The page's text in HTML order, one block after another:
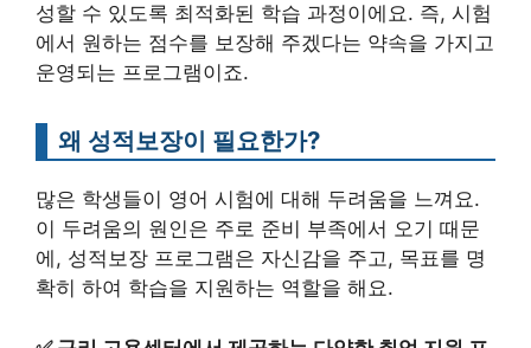
성할 수 있도록 최적화된 학습 과정이에요. 즉, 시험
에서 원하는 점수를 보장해 주겠다는 약속을 가지고
운영되는 프로그램이죠.
왜 성적보장이 필요한가?
많은 학생들이 영어 시험에 대해 두려움을 느껴요.
이 두려움의 원인은 주로 준비 부족에서 오기 때문
에, 성적보장 프로그램은 자신감을 주고, 목표를 명
확히 하여 학습을 지원하는 역할을 해요.